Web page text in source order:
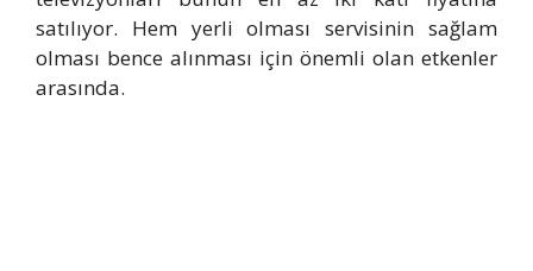
satılıyor. Hem yerli olması servisinin sağlam
olması bence alınması için önemli olan etkenler
arasında.